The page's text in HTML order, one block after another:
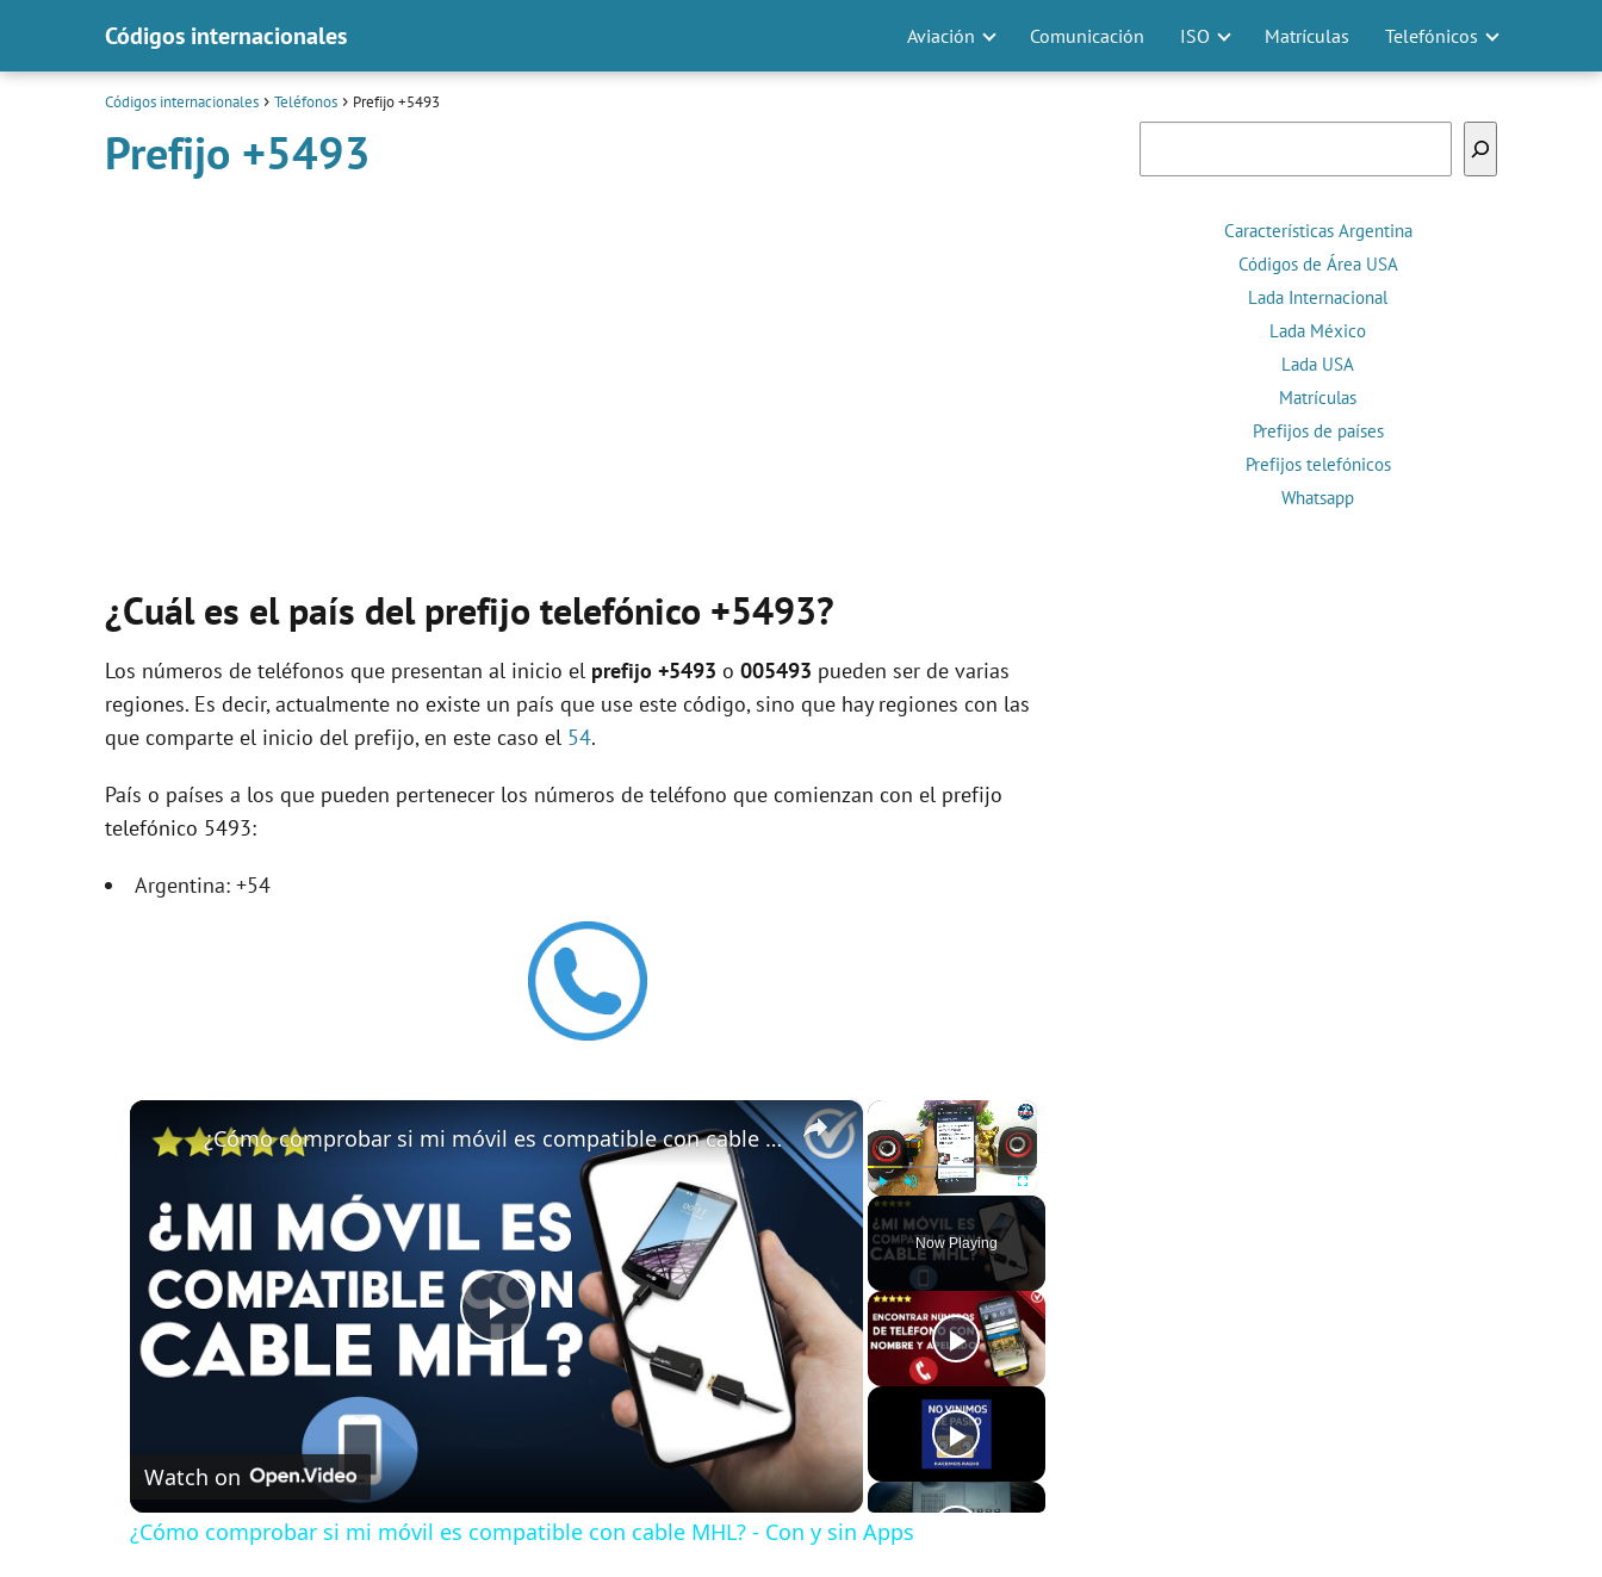
Códigos internacionales Aviación Comunicación ISO Matrículas Telefónicos
Códigos internacionales Teléfonos Prefijo +5493
Prefijo +5493
¿Cuál es el país del prefijo telefónico +5493?
Los números de teléfonos que presentan al inicio el prefijo +5493 o 005493 pueden ser de varias
regiones. Es decir, actualmente no existe un país que use este código, sino que hay regiones con las
que comparte el inicio del prefijo, en este caso el 54.
País o países a los que pueden pertenecer los números de teléfono que comienzan con el prefijo
telefónico 5493:
Argentina: +54
×
Play Unmute Fullscreen
Now Playing
×
P
y
¿Cómo comprobar si mi móvil es compatible con cable MHL? - Con y sin Apps
Watch on
¿Cómo comprobar si mi móvil es compatible con cable MHL? - Con y sin Apps
Características Argentina
Códigos de Área USA
Lada Internacional
Lada México
Lada USA
Matrículas
Prefijos de países
Prefijos telefónicos
Whatsapp